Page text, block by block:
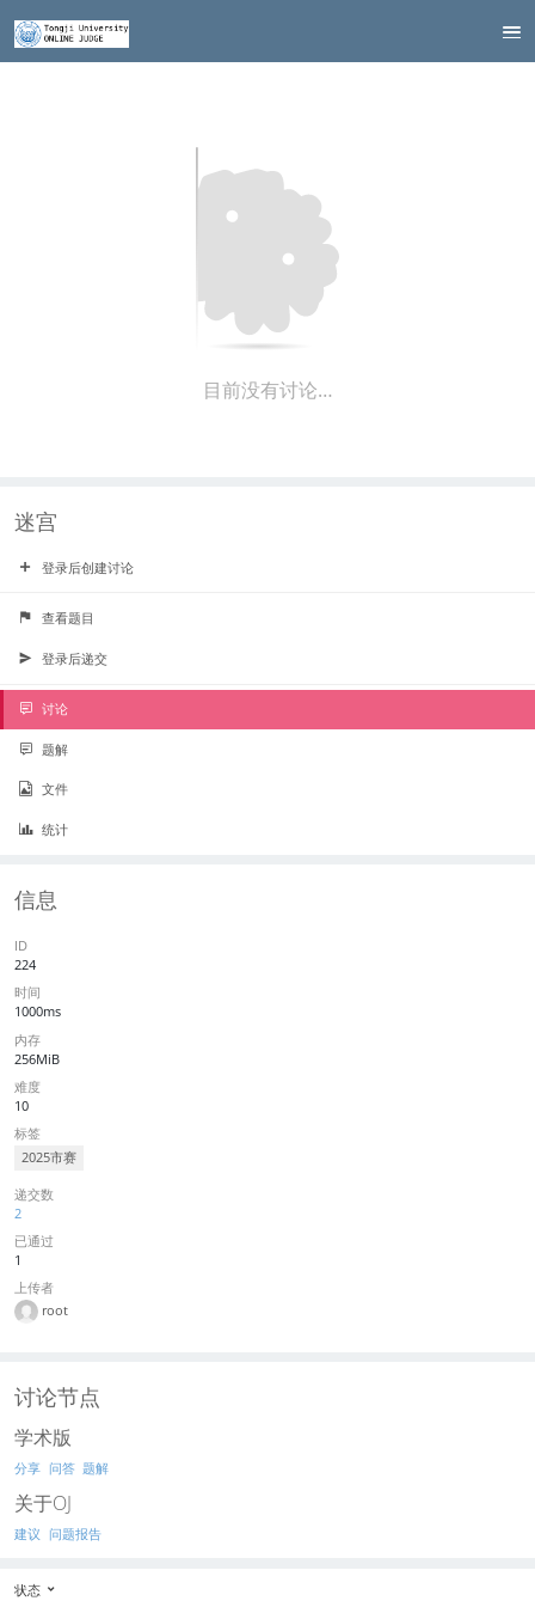
目前没有讨论…
迷宫
登录后创建讨论
查看题目
登录后递交
讨论
题解
文件
统计
信息
ID
224
时间
1000ms
内存
256MiB
难度
10
标签
2025市赛
递交数
2
已通过
1
上传者
root
讨论节点
学术版
分享 问答 题解
关于OJ
建议 问题报告
状态